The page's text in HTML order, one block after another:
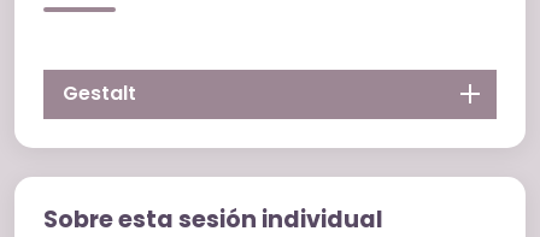
Gestalt
Sobre esta sesión individual